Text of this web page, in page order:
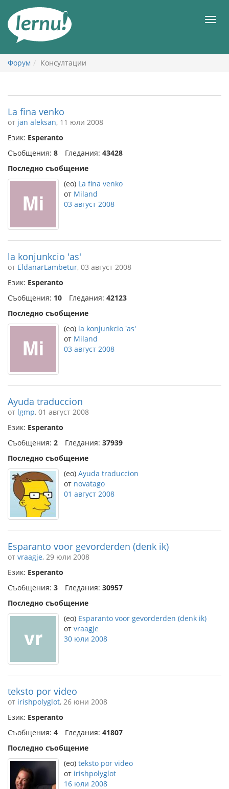
съдържанието
Форум Консултации
La fina venko
от jan aleksan, 11 юли 2008
Език: Esperanto
Съобщения: 8 Гледания: 43428
Последно съобщение
(eo) La fina venko
от Miland
03 август 2008
la konjunkcio 'as'
от EldanarLambetur, 03 август 2008
Език: Esperanto
Съобщения: 10 Гледания: 42123
Последно съобщение
(eo) la konjunkcio 'as'
от Miland
03 август 2008
Ayuda traduccion
от lgmp, 01 август 2008
Език: Esperanto
Съобщения: 2 Гледания: 37939
Последно съобщение
(eo) Ayuda traduccion
от novatago
01 август 2008
Esparanto voor gevorderden (denk ik)
от vraagje, 29 юли 2008
Език: Esperanto
Съобщения: 3 Гледания: 30957
Последно съобщение
(eo) Esparanto voor gevorderden (denk ik)
от vraagje
30 юли 2008
teksto por video
от irishpolyglot, 26 юни 2008
Език: Esperanto
Съобщения: 4 Гледания: 41807
Последно съобщение
(eo) teksto por video
от irishpolyglot
16 юли 2008